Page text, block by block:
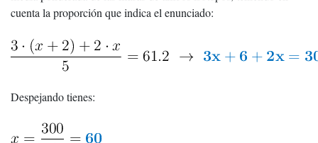
cuenta la proporción que indica el enunciado:
Despejando tienes: